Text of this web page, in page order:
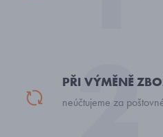
PŘI VÝMĚNĚ
neúčtujeme za